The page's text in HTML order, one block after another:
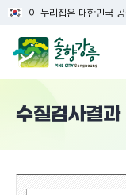
이 누리집은 대한민국
수질검사결과